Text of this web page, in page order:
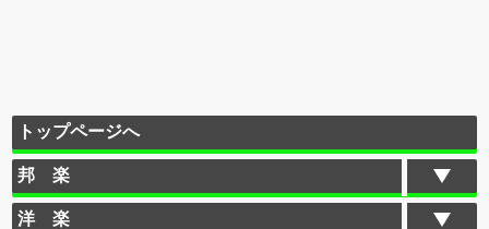
トップページへ
邦 楽
洋 楽